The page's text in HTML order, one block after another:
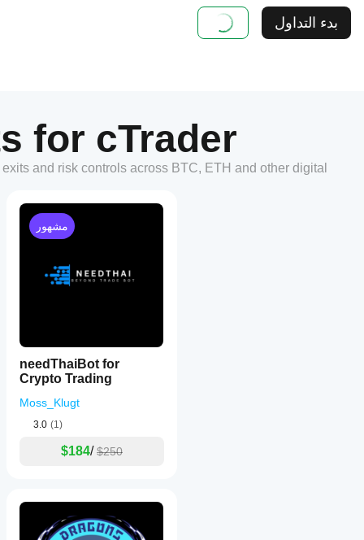
بدء التداول
for cTrader
and risk controls across BTC, ETH and other digital
مشهور
needThaiBot for
Crypto Trading
Moss_Klugt
3.0 (1)
$184/ $250